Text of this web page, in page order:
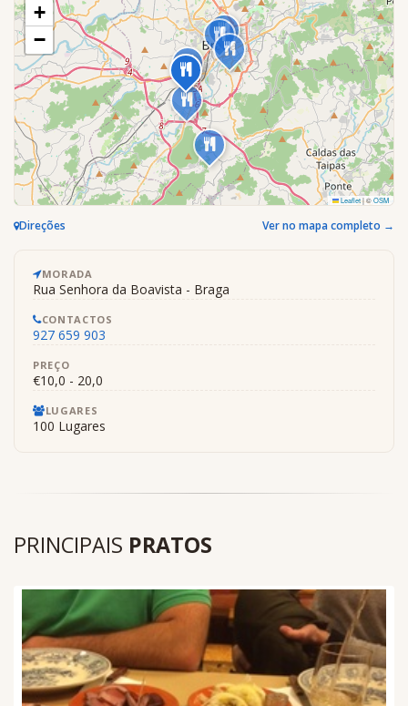
+
−
Leaflet|©OSM
Direções Ver no mapa completo →
MORADA
Rua Senhora da Boavista - Braga
CONTACTOS
927 659 903
PREÇO
€10,0 - 20,0
LUGARES
100 Lugares
PRINCIPAIS PRATOS